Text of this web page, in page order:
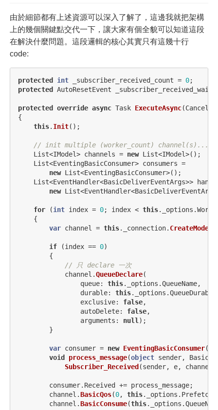
由於細節都有上述資源可以深入了解了，這邊我就把架構
上的幾個關鍵點交代一下，讓大家有個全貌可以知道這段
在解決什麼問題。這段邏輯的核心其實只有這幾十行
code:
protected int _subscriber_received_count = 0;
protected
AutoResetEvent _subscriber_received_wait
protected override async Task ExecuteAsync(
{
this. Init();
// init multiple (worker_count) channel(s)...
List<IModel> channels = new List<IModel>();
List<EventingBasicConsumer> consumers =
new List<EventingBasicConsumer>();
List<EventHandler<BasicDeliverEventArgs>>
new List<EventHandler<BasicDeliverEventArgs
for (int index = 0; index < this. _options .
{
var channel = this. _connection. CreateModel
if (index == 0)
{
// 只 declare 一次
channel .QueueDeclare(
queue: this. _options .QueueName,
durable: this. _options .QueueDurable
exclusive: false,
autoDelete: false,
arguments : null );
}
var consumer = new EventingBasicConsumer(
void
process_message(object sender,
Subscriber_Received (sender, e, channel
consumer. Received += process_message;
channel .BasicQos(0, this. _options .
channel .BasicConsume(this. _options .